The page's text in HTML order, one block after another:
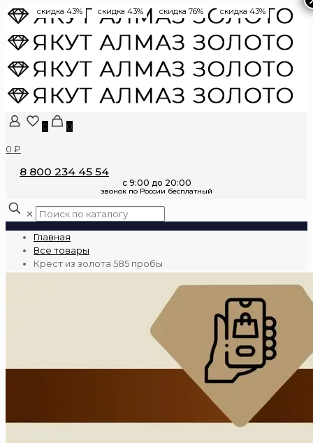
0
0
0 ₽
8 800 234 45 54
✕
Главная
Все товары
Крест из золота 585 пробы
скидка 43% скидка 43% скидка 76% скидка 43%